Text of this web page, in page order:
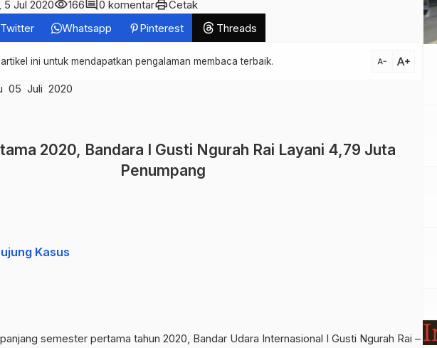
5 Jul 2020visibility166comment0 komentarprintCetak
Twitter Whatsapp Pinterest Threads
ini untuk mendapatkan pengalaman membaca terbaik. text_decrease text_increase
05 Juli 2020
2020, Bandara I Gusti Ngurah Rai Layani 4,79 Juta
Penumpang
Kasus
semester pertama tahun 2020, Bandar Udara Internasional I Gusti Ngurah Rai –